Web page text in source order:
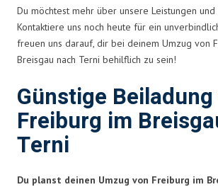
Du möchtest mehr über unsere Leistungen
Kontaktiere uns noch heute für ein
freuen uns darauf, dir bei deinem Umzug von
Breisgau nach Terni behilflich zu sein!
Günstige Beiladung
Freiburg im
Terni
Du planst deinen Umzug von Freiburg im